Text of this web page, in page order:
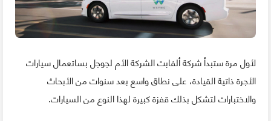
لأول مرة ستبدأ شركة ألفابت الشركة الأم لجوجل بساتعمال سيارات
الأجرة ذاتية القيادة، على نطاق واسع بعد سنوات من الأبحاث
والاختبارات لتشكل بذلك قفزة كبيرة لهذا النوع من السيارات.